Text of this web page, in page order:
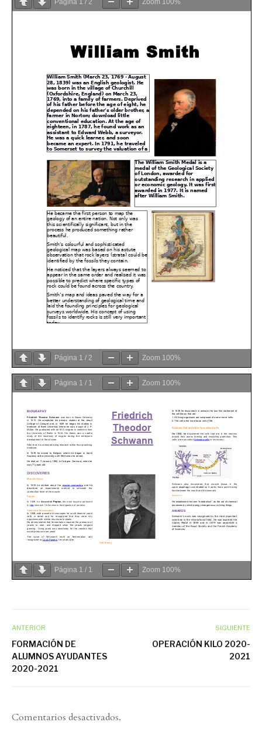
Página 1 / 2 Zoom 100%
Página 1 / 1 Zoom 100%
Página 1 / 1 Zoom 100%
ANTERIOR
FORMACIÓN DE
ALUMNOS AYUDANTES
2020-2021
SIGUIENTE
OPERACIÓN KILO 2020-
2021
Comentarios desactivados.